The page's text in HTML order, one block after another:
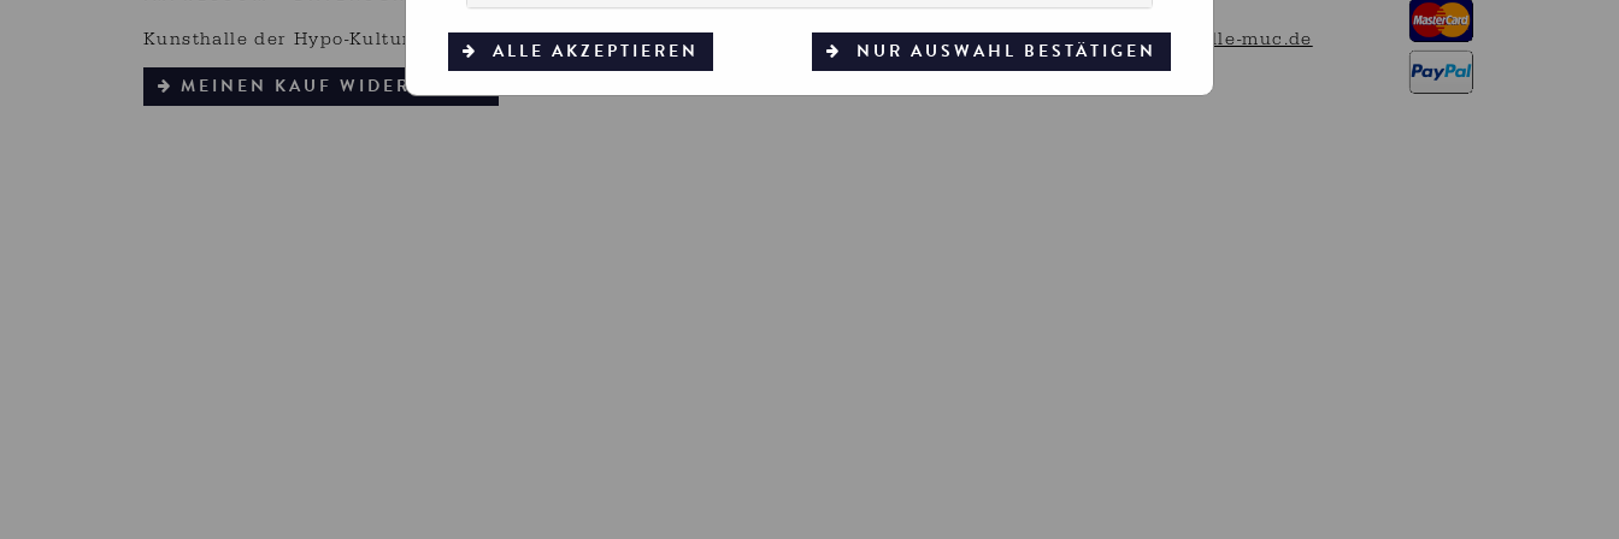
ALLE AKZEPTIEREN NUR AUSWAHL BESTÄTIGEN
Kunsthalle der Hypo-Kulturstiftung, Theatinerstraße 8, 80333 München +49 (0)89 22 44 12 kontakt@kunsthalle-muc.de
MEINEN KAUF WIDERRUFEN